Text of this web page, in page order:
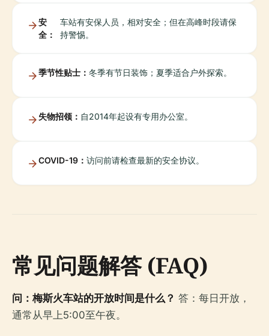
安
全：
车站有安保人员，相对安全；但在高峰时段请保
持警惕。
季节性贴士： 冬季有节日装饰；夏季适合户外探索。
失物招领： 自2014年起设有专用办公室。
COVID-19： 访问前请检查最新的安全协议。
常见问题解答 (FAQ)
问：梅斯火车站的开放时间是什么？ 答：每日开放，
通常从早上5:00至午夜。